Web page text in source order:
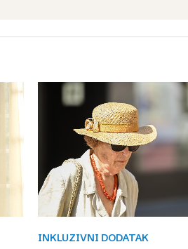
INKLUZIVNI DODATAK